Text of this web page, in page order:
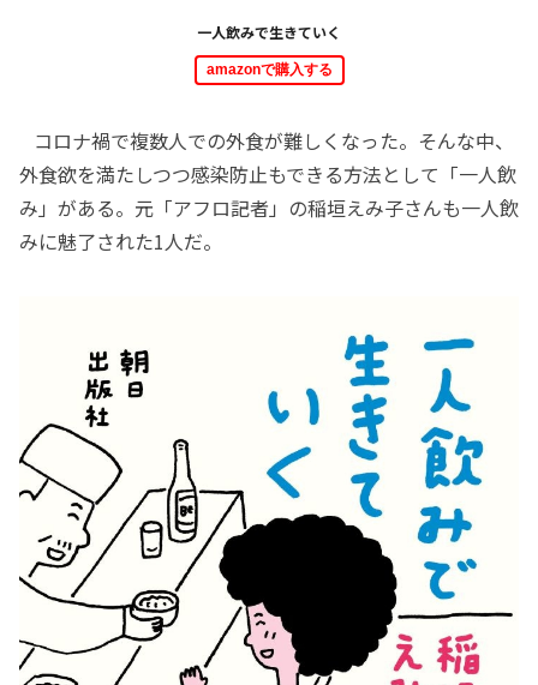
一人飲みで生きていく
amazonで購入する
コロナ禍で複数人での外食が難しくなった。そんな中、
外食欲を満たしつつ感染防止もできる方法として「一人飲
み」がある。元「アフロ記者」の稲垣えみ子さんも一人飲
みに魅了された1人だ。